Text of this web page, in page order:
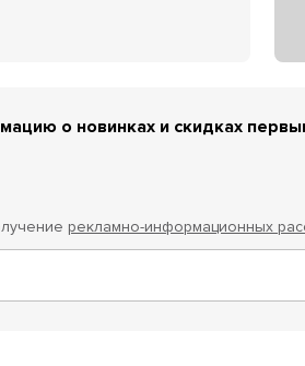
о новинках и скидках
рекламно-информационных